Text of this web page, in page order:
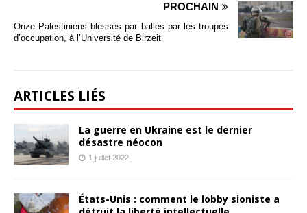
PROCHAIN
Onze Palestiniens blessés par balles par les troupes
d’occupation, à l’Université de Birzeit
ARTICLES LIÉS
La guerre en Ukraine est le dernier
désastre néocon
1 juillet 2022
États-Unis : comment le lobby sioniste a